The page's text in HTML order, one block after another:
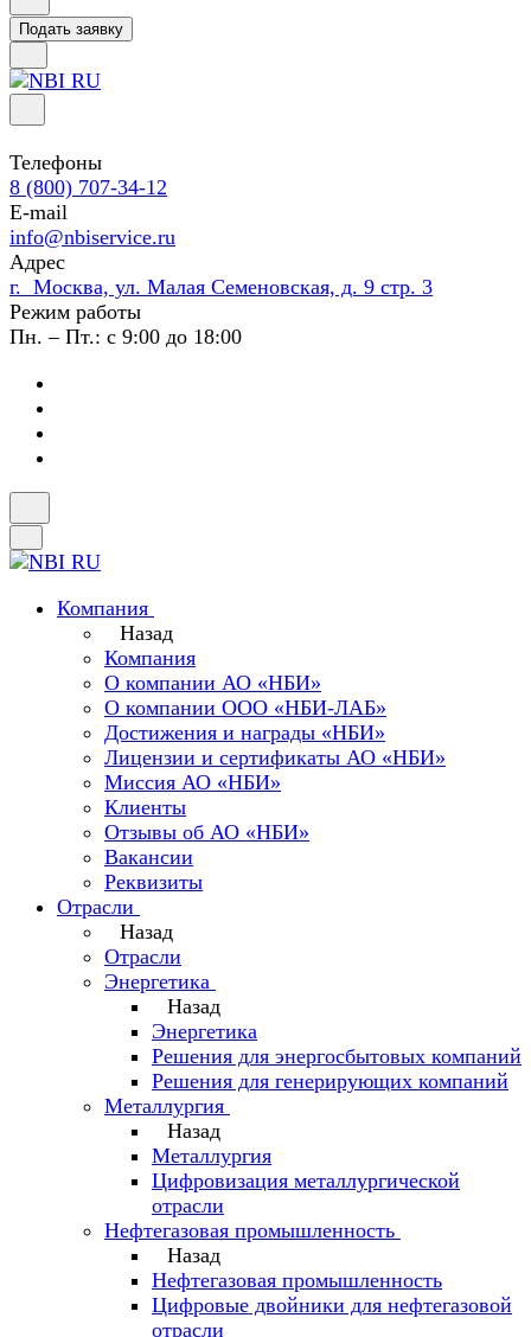
Подать заявку
Телефоны
8 (800) 707-34-12
E-mail
info@nbiservice.ru
Адрес
г. Москва, ул. Малая Семеновская, д. 9 стр. 3
Режим работы
Пн. – Пт.: с 9:00 до 18:00
Компания
Назад
Компания
О компании АО «НБИ»
О компании ООО «НБИ-ЛАБ»
Достижения и награды «НБИ»
Лицензии и сертификаты АО «НБИ»
Миссия АО «НБИ»
Клиенты
Отзывы об АО «НБИ»
Вакансии
Реквизиты
Отрасли
Назад
Отрасли
Энергетика
Назад
Энергетика
Решения для энергосбытовых компаний
Решения для генерирующих компаний
Металлургия
Назад
Металлургия
Цифровизация металлургической
отрасли
Нефтегазовая промышленность
Назад
Нефтегазовая промышленность
Цифровые двойники для нефтегазовой
отрасли